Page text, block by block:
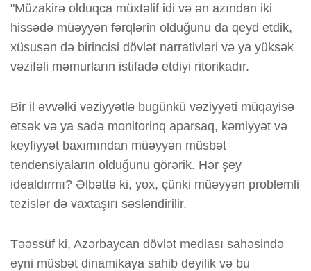
"Müzakirə olduqca müxtəlif idi və ən azından iki
hissədə müəyyən fərqlərin olduğunu da qeyd etdik,
xüsusən də birincisi dövlət narrativləri və ya yüksək
vəzifəli məmurların istifadə etdiyi ritorikadır.
Bir il əvvəlki vəziyyətlə bugünkü vəziyyəti müqayisə
etsək və ya sadə monitorinq aparsaq, kəmiyyət və
keyfiyyət baxımından müəyyən müsbət
tendensiyaların olduğunu görərik. Hər şey
idealdırmı? Əlbəttə ki, yox, çünki müəyyən problemli
tezislər də vaxtaşırı səsləndirilir.
Təəssüf ki, Azərbaycan dövlət mediası sahəsində
eyni müsbət dinamikaya sahib deyilik və bu